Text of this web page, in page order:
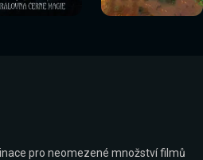
nyní
nyní
nyní
pro neomezené množství filmů